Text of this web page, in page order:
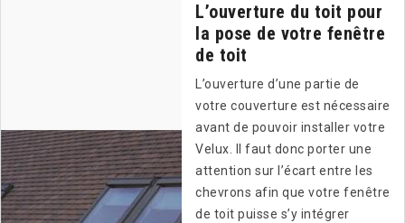
L’ouverture du toit pour
la pose de votre fenêtre
de toit
L’ouverture d’une partie de
votre couverture est nécessaire
avant de pouvoir installer votre
Velux. Il faut donc porter une
attention sur l’écart entre les
chevrons afin que votre fenêtre
de toit puisse s’y intégrer